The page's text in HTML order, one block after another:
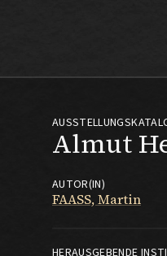
Almut
AUTOR(IN)
FAASS, Martin
HERAUSGEBENDE